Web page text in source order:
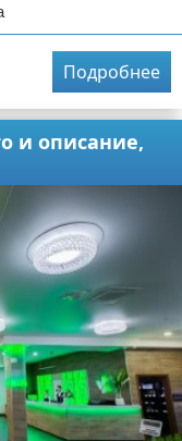
Подробнее
и описание,